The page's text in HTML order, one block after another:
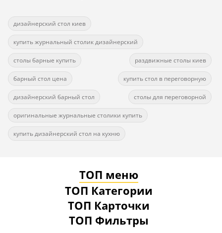
дизайнерский стол киев
купить журнальный столик дизайнерский
столы барные купить раздвижные столы киев
барный стол цена купить стол в переговорную
дизайнерский барный стол столы для переговорной
оригинальные журнальные столики купить
купить дизайнерский стол на кухню
ТОП меню
ТОП Категории
ТОП Карточки
ТОП Фильтры